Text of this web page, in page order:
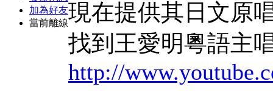
加為好友
當前離線現在提供其日文原
找到王愛明粵語主
http://